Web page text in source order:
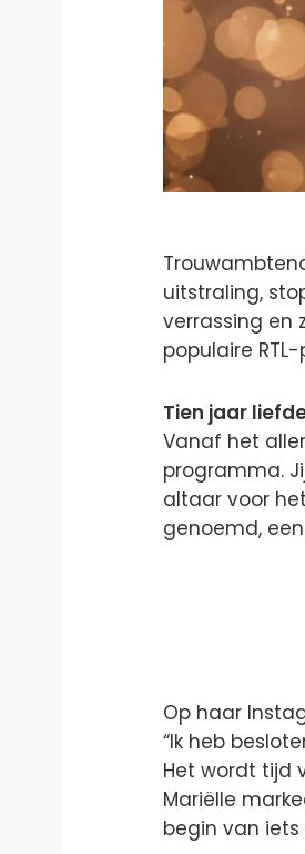
uitstraling,
verrassing en
populaire
Tien jaar
Vanaf het
programma.
altaar voor
genoemd,
Op haar
“Ik heb
Het wordt tijd
Mariëlle
begin van iets